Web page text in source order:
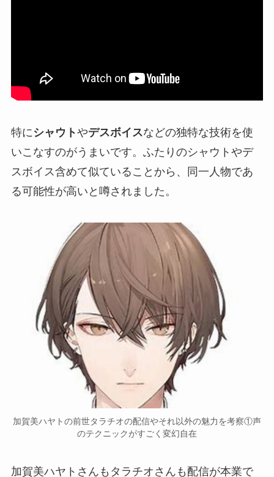
特に シャウトやデスボイスなどの独特な技術を使
いこなすのがうまいです。ふたりのシャウトやデ
スボイス含めて似ていることから、
同一人物であ
る可能性が高いと噂されました。
加賀美ハヤトの前世タラチオの配信やそれ以外の魅力を考察①声
のテクニックがすごく変幻自在
加賀美ハヤトさんもタラチオさんも配信が本業で